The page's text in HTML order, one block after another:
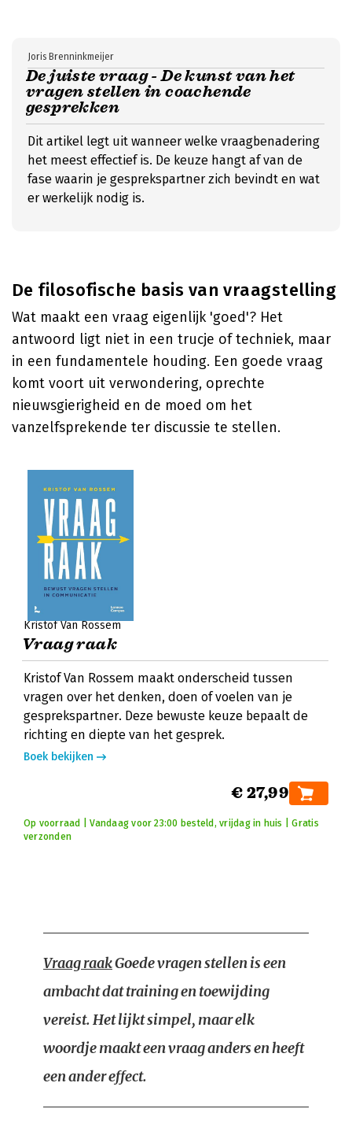
De juiste vraag - De kunst van het
vragen stellen in coachende
gesprekken
Joris Brenninkmeijer
Dit artikel legt uit wanneer welke vraagbenadering
het meest effectief is. De keuze hangt af van de
fase waarin je gesprekspartner zich bevindt en wat
er werkelijk nodig is.
De filosofische basis van vraagstelling
Wat maakt een vraag eigenlijk 'goed'? Het
antwoord ligt niet in een trucje of techniek, maar
in een fundamentele houding. Een goede vraag
komt voort uit verwondering, oprechte
nieuwsgierigheid en de moed om het
vanzelfsprekende ter discussie te stellen.
Kristof Van Rossem
Vraag raak
Kristof Van Rossem maakt onderscheid tussen
vragen over het denken, doen of voelen van je
gesprekspartner. Deze bewuste keuze bepaalt de
richting en diepte van het gesprek.
Boek bekijken
€ 27,99
Op voorraad | Vandaag voor 23:00 besteld, vrijdag in huis | Gratis
verzonden
Vraag raakGoede vragen stellen is een
ambacht dat training en toewijding
vereist. Het lijkt simpel, maar elk
woordje maakt een vraag anders en heeft
een ander effect.